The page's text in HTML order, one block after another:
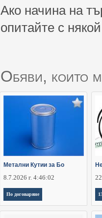
Ако начина на
опитайте с
Обяви, които
Метални Кутии за Бо
8.7.2026 г. 4:46:02
По договаряне